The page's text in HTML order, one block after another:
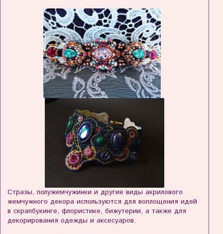
Стразы, полужемчужинки и другие виды акрилового
жемчужного декора используются для воплощения идей
в скрапбукинге, флористике, бижутерии, а также для
декорирования одежды и аксесуаров.